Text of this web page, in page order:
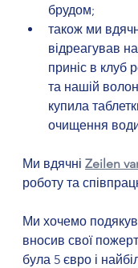
брудом;
також ми
відреагував
приніс в клуб
та нашій
купила
очищення води
Ми вдячні Zeilen
роботу та
Ми хочемо
вносив свої
була 5 євро і